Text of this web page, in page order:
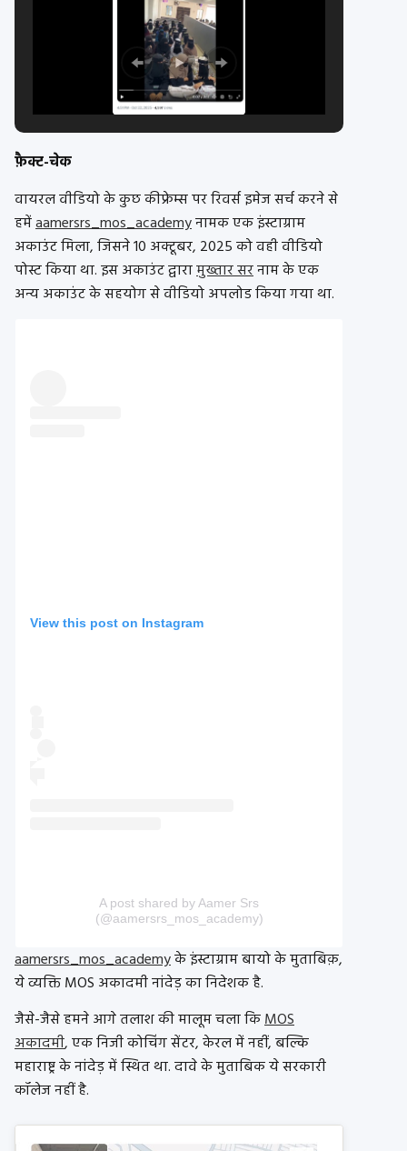
फ़ैक्ट-चेक
वायरल वीडियो के कुछ कीफ्रेम्स पर रिवर्स इमेज सर्च करने से
हमेंaamersrs_mos_academyनामक एक इंस्टाग्राम
अकाउंट मिला, जिसने 10 अक्टूबर, 2025 को वही वीडियो
पोस्ट किया था. इस अकाउंट द्वारामुख्तार सरनाम के एक
अन्य अकाउंट के सहयोग से वीडियो अपलोड किया गया था.
View this post on Instagram
A post shared by Aamer Srs
(@aamersrs_mos_academy)
aamersrs_mos_academyके इंस्टाग्राम बायो के मुताबिक़,
ये व्यक्ति MOS अकादमी नांदेड़ का निदेशक है.
जैसे-जैसे हमने आगे तलाश की मालूम चला किMOS
अकादमी, एक निजी कोचिंग सेंटर, केरल में नहीं, बल्कि
महाराष्ट्र के नांदेड़ में स्थित था. दावे के मुताबिक ये सरकारी
कॉलेज नहीं है.